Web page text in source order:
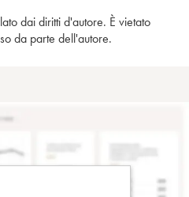
dai diritti d'autore. È vietato
da parte dell'autore.